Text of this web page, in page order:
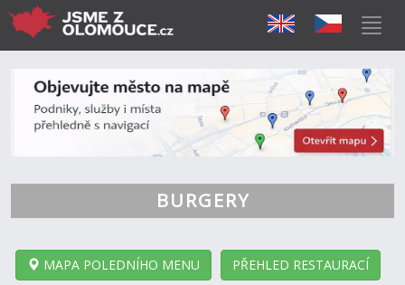
BURGERY
MAPA POLEDNÍHO MENU PŘEHLED RESTAURACÍ